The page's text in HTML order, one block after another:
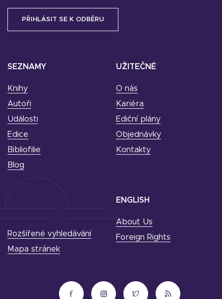
SEZNAMY
Knihy
Autoři
Události
Edice
Bibliofilie
Blog
UŽITEČNÉ
O nás
Kariéra
Ediční plány
Objednávky
Kontakty
ENGLISH
About Us
Foreign Rights
Rozšířené vyhledávání
Mapa stránek